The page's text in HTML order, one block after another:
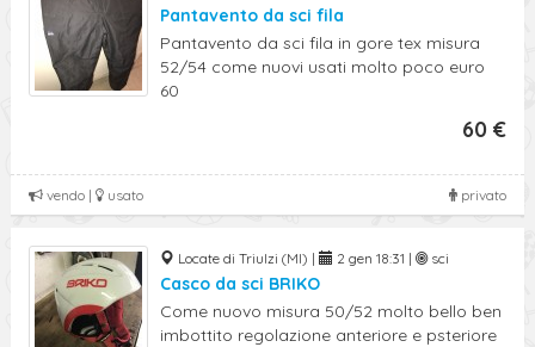
Pantavento da sci fila
Pantavento da sci fila in gore tex misura
52/54 come nuovi usati molto poco euro
60
60 €
privato
vendo | usato
Locate di Triulzi (MI) | 2 gen 18:31 | sci
Casco da sci BRIKO
Come nuovo misura 50/52 molto bello ben
imbottito regolazione anteriore e psteriore